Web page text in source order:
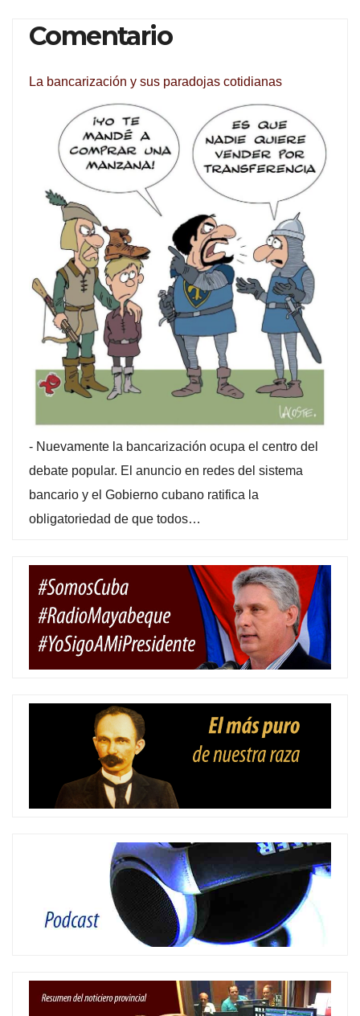
Comentario
La bancarización y sus paradojas cotidianas
- Nuevamente la bancarización ocupa el centro del
debate popular. El anuncio en redes del sistema
bancario y el Gobierno cubano ratifica la
obligatoriedad de que todos…